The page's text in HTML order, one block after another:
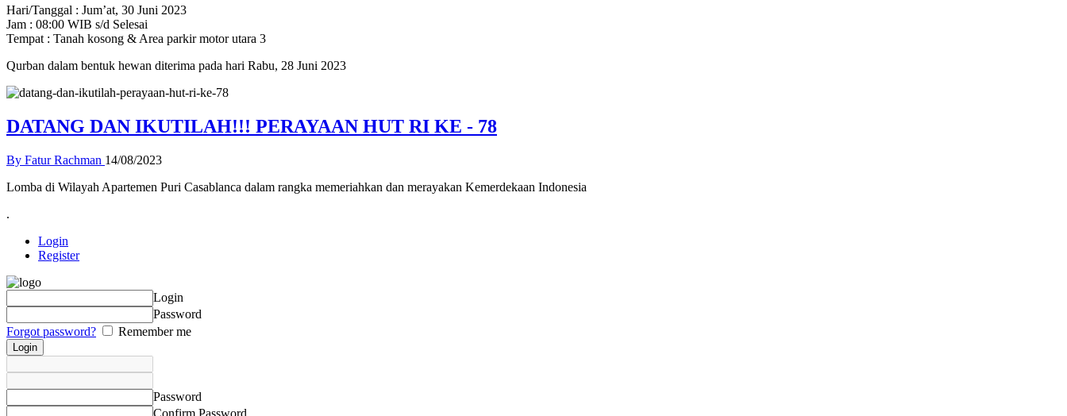
Hari/Tanggal : Jum’at, 30 Juni 2023
Jam : 08:00 WIB s/d Selesai
Tempat : Tanah kosong & Area parkir motor utara 3
Qurban dalam bentuk hewan diterima pada hari Rabu, 28 Juni 2023
DATANG DAN IKUTILAH!!! PERAYAAN HUT RI KE - 78
By Fatur Rachman 14/08/2023
Lomba di Wilayah Apartemen Puri Casablanca dalam rangka memeriahkan dan merayakan Kemerdekaan Indonesia
.
Login
Register
Login
Password
Forgot password?
Remember me
Password
Confirm Password